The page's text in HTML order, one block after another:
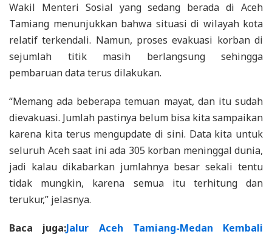
Wakil Menteri Sosial yang sedang berada di Aceh
Tamiang menunjukkan bahwa situasi di wilayah kota
relatif terkendali. Namun, proses evakuasi korban di
sejumlah titik masih berlangsung sehingga
pembaruan data terus dilakukan.
“Memang ada beberapa temuan mayat, dan itu sudah
dievakuasi. Jumlah pastinya belum bisa kita sampaikan
karena kita terus mengupdate di sini. Data kita untuk
seluruh Aceh saat ini ada 305 korban meninggal dunia,
jadi kalau dikabarkan jumlahnya besar sekali tentu
tidak mungkin, karena semua itu terhitung dan
terukur,” jelasnya.
Baca juga:Jalur Aceh Tamiang-Medan Kembali